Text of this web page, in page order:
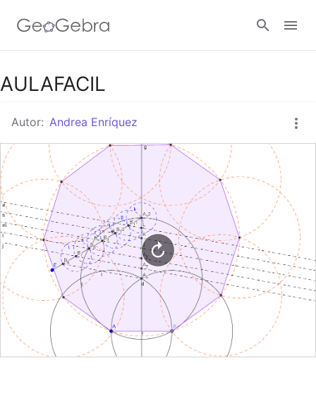
Google Classroom
GeoGebra Classroom
Abrir sesión
AULAFACIL
Autor: Andrea Enríquez